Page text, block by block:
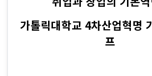
가톨릭대학교 4차산업혁명
프